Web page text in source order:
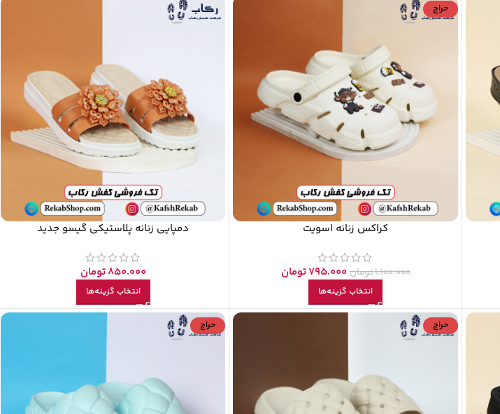
حراج
کراکس زنانه اسویت
1.100.000تومان 795.000تومان
انتخاب گزینه‌ها
دمپایی زنانه پلاستیکی گیسو جدید
850.000تومان
انتخاب گزینه‌ها
حراج حراج